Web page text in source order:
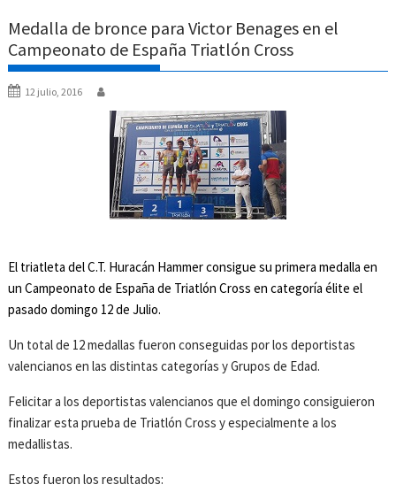
Medalla de bronce para Victor Benages en el
Campeonato de España Triatlón Cross
12 julio, 2016
El triatleta del C.T. Huracán Hammer consigue su primera medalla en
un Campeonato de España de Triatlón Cross en categoría élite el
pasado domingo 12 de Julio.
Un total de 12 medallas fueron conseguidas por los deportistas
valencianos en las distintas categorías y Grupos de Edad.
Felicitar a los deportistas valencianos que el domingo consiguieron
finalizar esta prueba de Triatlón Cross y especialmente a los
medallistas.
Estos fueron los resultados: